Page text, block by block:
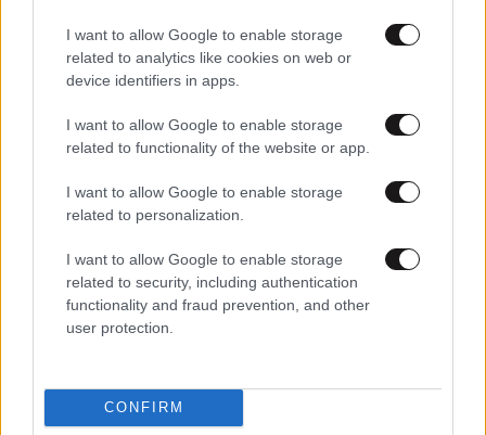
I want to allow Google to enable storage
related to analytics like cookies on web or
device identifiers in apps.
I want to allow Google to enable storage
related to functionality of the website or app.
I want to allow Google to enable storage
related to personalization.
I want to allow Google to enable storage
related to security, including authentication
functionality and fraud prevention, and other
user protection.
CONFIRM
Το θερμότερο καλοκαίρι του αιώνα στην Ιταλία
Ακολουθήστε το NEWSBEAST
Google News
και μάθετε πρώτοι όλες τις ειδήσεις